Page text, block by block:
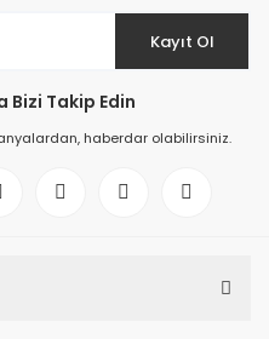
Kayıt Ol
Bizi Takip Edin
haberdar olabilirsiniz.